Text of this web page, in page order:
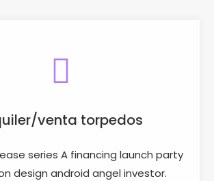
venta torpedos
series A financing launch party
design android angel investor.